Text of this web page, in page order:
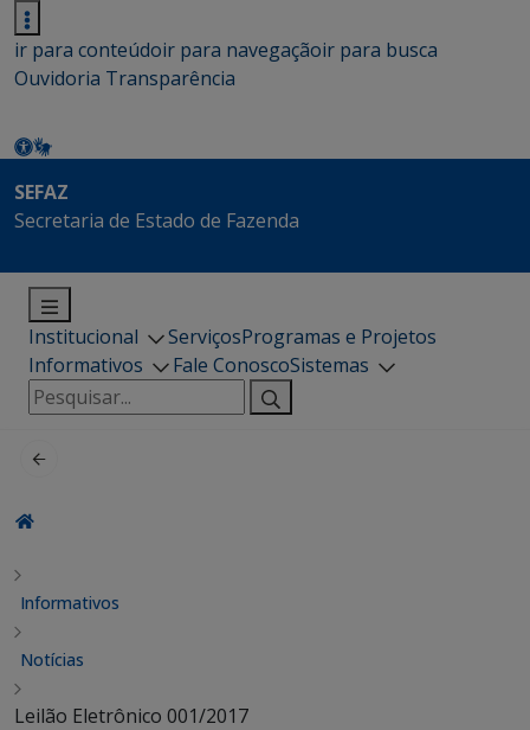
ir para conteúdoir para navegaçãoir para busca
Ouvidoria Transparência
SEFAZ
Secretaria de Estado de Fazenda
Institucional ServiçosProgramas e Projetos
Informativos
Fale ConoscoSistemas
Pesquisar
por:
Informativos
Notícias
Leilão Eletrônico 001/2017